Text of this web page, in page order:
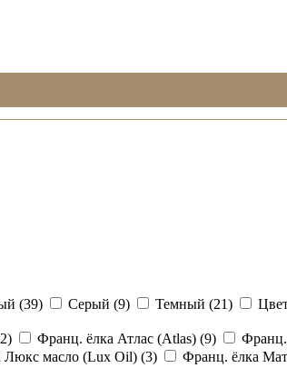
(39) Серый (9) Темный (21)
) Франц. ёлка Атлас (Atlas) (9) Франц.
Люкс масло (Lux Oil) (3) Франц. ёлка